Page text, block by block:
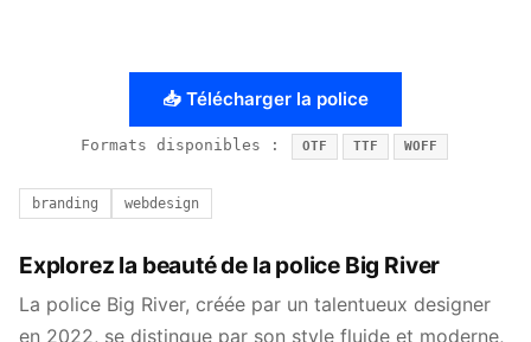
📥 Télécharger la police
Formats disponibles : OTF TTF WOFF
branding webdesign
Explorez la beauté de la police Big River
La police Big River, créée par un talentueux designer
en 2022, se distingue par son style fluide et moderne,